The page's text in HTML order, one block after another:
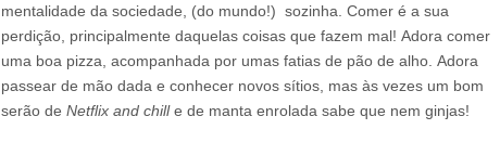
mentalidade da sociedade, (do mundo!) sozinha. Comer é a sua
perdição, principalmente daquelas coisas que fazem mal! Adora comer
uma boa pizza, acompanhada por umas fatias de pão de alho. Adora
passear de mão dada e conhecer novos sítios, mas às vezes um bom
serão de Netflix and chille de manta enrolada sabe que nem ginjas!